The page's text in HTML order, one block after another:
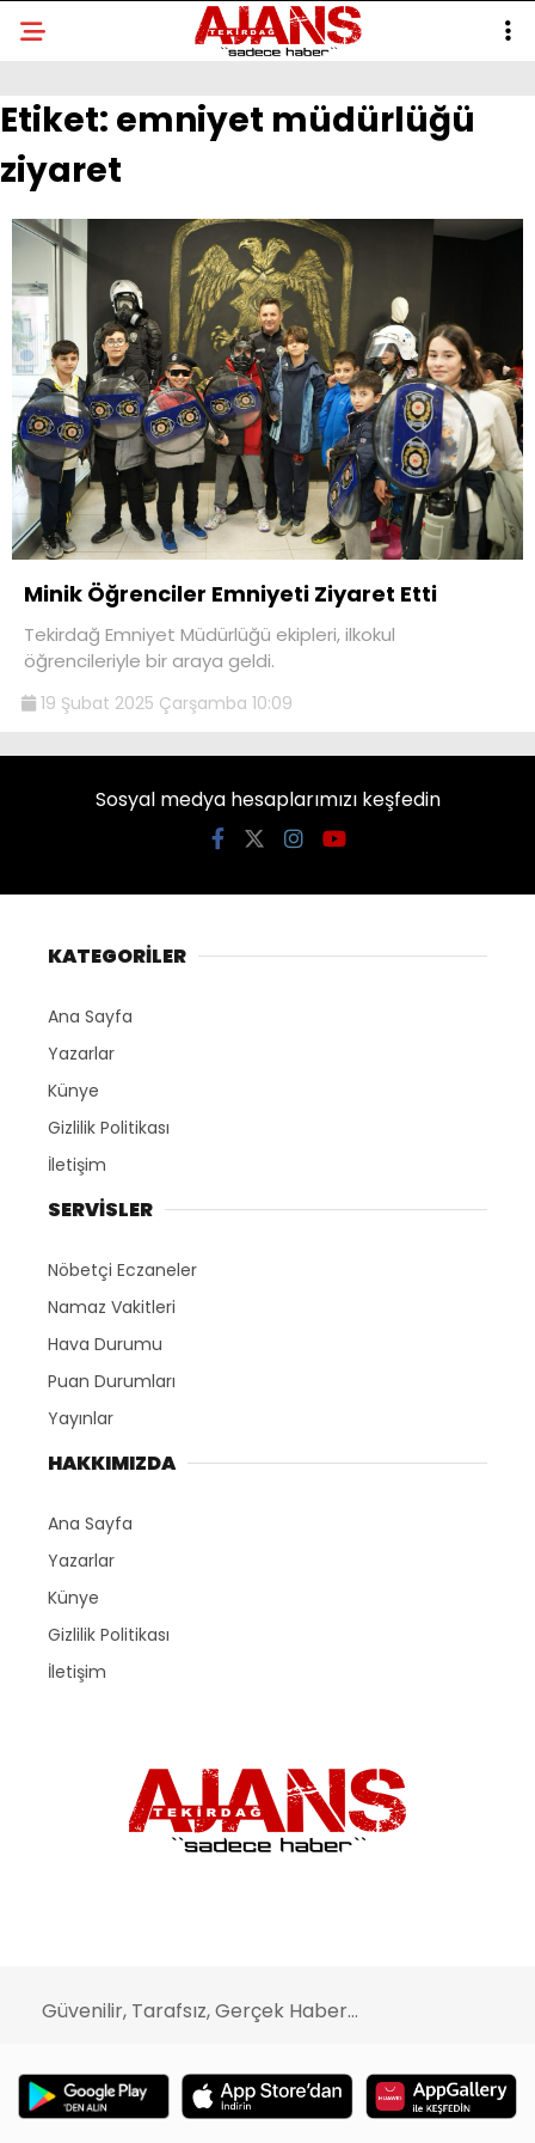
Etiket: emniyet müdürlüğü
ziyaret
Minik Öğrenciler Emniyeti Ziyaret Etti
Tekirdağ Emniyet Müdürlüğü ekipleri, ilkokul
öğrencileriyle bir araya geldi.
19 Şubat 2025 Çarşamba 10:09
Sosyal medya hesaplarımızı keşfedin
KATEGORİLER
Ana Sayfa
Yazarlar
Künye
Gizlilik Politikası
İletişim
SERVİSLER
Nöbetçi Eczaneler
Namaz Vakitleri
Hava Durumu
Puan Durumları
Yayınlar
HAKKIMIZDA
Ana Sayfa
Yazarlar
Künye
Gizlilik Politikası
İletişim
Güvenilir, Tarafsız, Gerçek Haber...